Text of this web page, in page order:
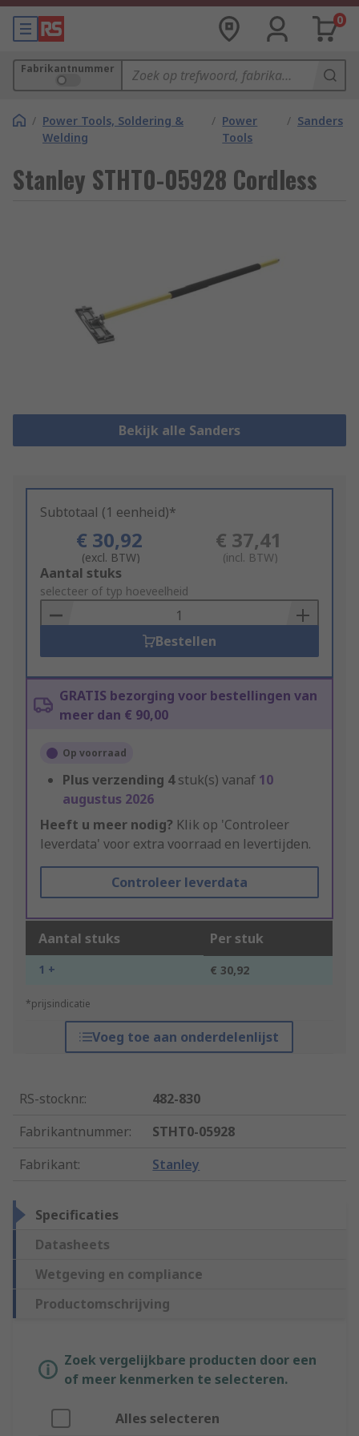
0
Fabrikantnummer
/ Power Tools, Soldering &
Welding
/ Power
Tools
/ Sanders
Stanley STHT0-05928 Cordless
Bekijk alle Sanders
Subtotaal (1 eenheid)*
€ 30,92
(excl. BTW)
€ 37,41
(incl. BTW)
Add
to
Basket
Aantal stuks
selecteer of typ hoeveelheid
Bestellen
GRATIS bezorging voor bestellingen van
meer dan € 90,00
Op voorraad
Plus verzending 4stuk(s) vanaf 10
augustus 2026
Heeft u meer nodig? Klik op 'Controleer
leverdata' voor extra voorraad en levertijden.
Controleer leverdata
Aantal stuks Per stuk
1 + € 30,92
*prijsindicatie
Voeg toe aan onderdelenlijst
RS-stocknr.:
482-830
Fabrikantnummer:
STHT0-05928
Fabrikant: Stanley
Specificaties
Datasheets
Wetgeving en compliance
Productomschrijving
Zoek vergelijkbare producten door een
of meer kenmerken te selecteren.
Alles selecteren